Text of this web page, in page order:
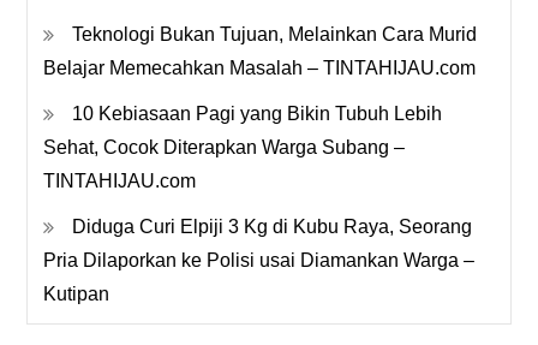
Teknologi Bukan Tujuan, Melainkan Cara Murid
Belajar Memecahkan Masalah – TINTAHIJAU.com
10 Kebiasaan Pagi yang Bikin Tubuh Lebih
Sehat, Cocok Diterapkan Warga Subang –
TINTAHIJAU.com
Diduga Curi Elpiji 3 Kg di Kubu Raya, Seorang
Pria Dilaporkan ke Polisi usai Diamankan Warga –
Kutipan